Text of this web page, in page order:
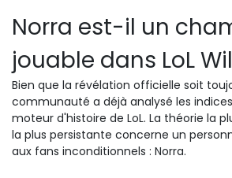
Norra est-il un
jouable dans LoL
Bien que la révélation officielle soit
communauté a déjà analysé les
moteur d'histoire de LoL. La théorie la
la plus persistante concerne un
aux fans inconditionnels : Norra.